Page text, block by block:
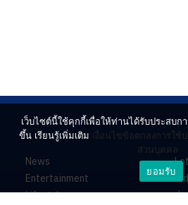
News
Entertainment
Lifestyle
ร่
เว็บไซต์นี้ใช้คุกกี้เพื่อให้ท่านได้รับประสบก
ขึ้น เรียนรู้เพิ่มเติม เงื่อนไขข้อตกลงการใช้
ส่วนบุคคล
ยอมรับ